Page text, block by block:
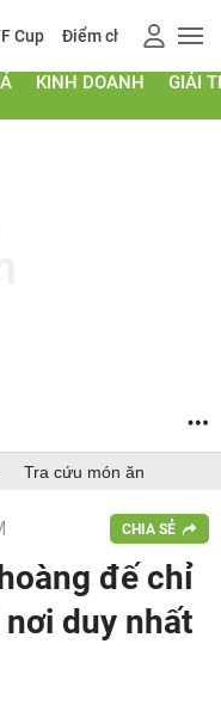
Cup Điểm chuẩn 2026
KINH DOANH GIẢI
Tra cứu món ăn
CHIA SẺ
đế chỉ
duy nhất